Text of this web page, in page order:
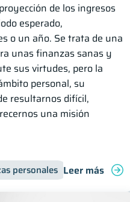
financiera Finanzas
de los ingresos
esperado,
o un año. Se trata de una
unas finanzas sanas y
sus virtudes, pero la
personal, su
resultarnos difícil,
una misión
personales Educación
Leer más